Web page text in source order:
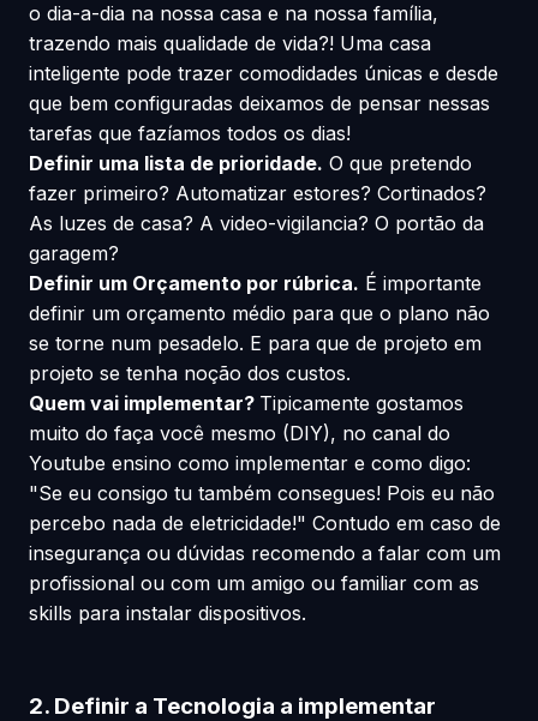
o dia-a-dia na nossa casa e na nossa família,
trazendo mais qualidade de vida?! Uma casa
inteligente pode trazer comodidades únicas e desde
que bem configuradas deixamos de pensar nessas
tarefas que fazíamos todos os dias!
Definir uma lista de prioridade. O que pretendo
fazer primeiro? Automatizar estores? Cortinados?
As luzes de casa? A video-vigilancia? O portão da
garagem?
Definir um Orçamento por rúbrica. É importante
definir um orçamento médio para que o plano não
se torne num pesadelo. E para que de projeto em
projeto se tenha noção dos custos.
Quem vai implementar? Tipicamente gostamos
muito do faça você mesmo (DIY), no canal do
Youtube ensino como implementar e como digo:
"Se eu consigo tu também consegues! Pois eu não
percebo nada de eletricidade!" Contudo em caso de
insegurança ou dúvidas recomendo a falar com um
profissional ou com um amigo ou familiar com as
skills para instalar dispositivos.
2. Definir a Tecnologia a implementar